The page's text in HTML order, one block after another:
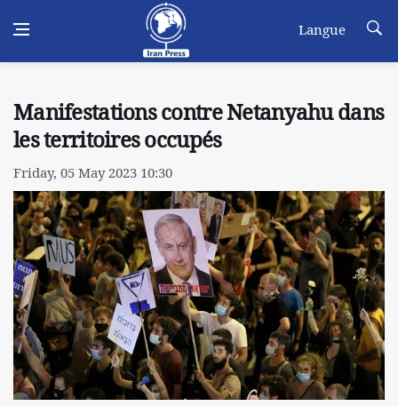
Langue
Manifestations contre Netanyahu dans
les territoires occupés
Friday, 05 May 2023 10:30